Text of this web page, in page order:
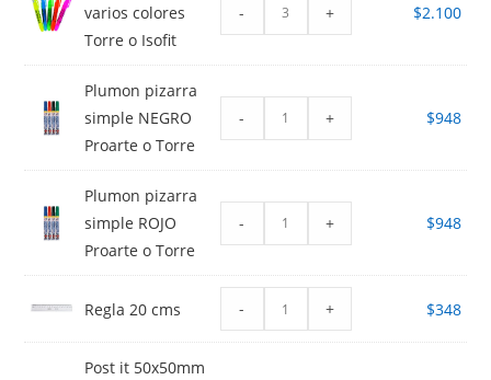
varios colores
Torre o Isofit
- + $2.100
Plumon pizarra
simple NEGRO
Proarte o Torre
- + $948
Plumon pizarra
simple ROJO
Proarte o Torre
- + $948
Regla 20 cms - + $348
Post it 50x50mm